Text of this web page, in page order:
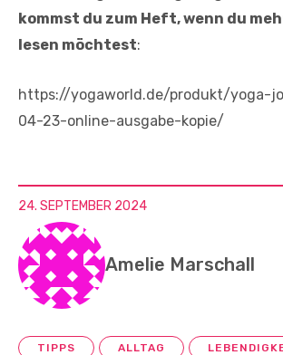
kommst du zum Heft, wenn du
lesen möchtest:
https://yogaworld.de/produkt/yoga-
04-23-online-ausgabe-kopie/
24. SEPTEMBER 2024
Amelie Marschall
TIPPS ALLTAG